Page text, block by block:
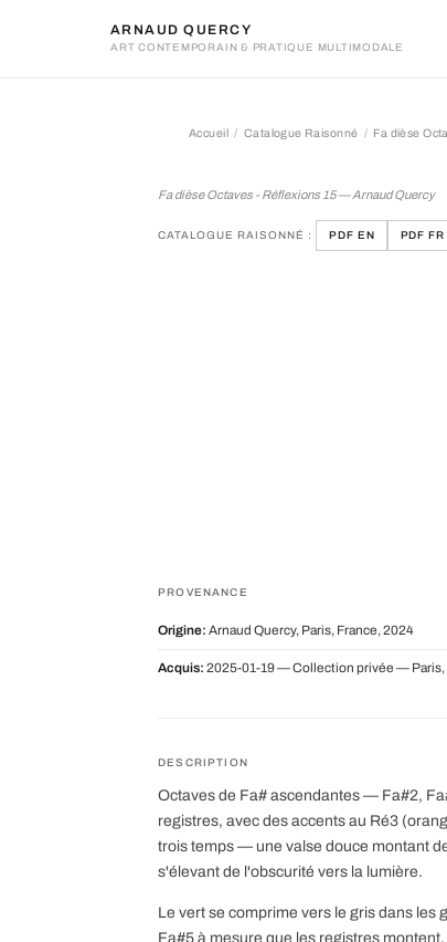
ARNAUD QUERCY
ART CONTEMPORAIN & PRATIQUE MULTIMODALE
Accueil Catalogue Raisonné Fa dièse
Fa dièse Octaves - Réflexions 15 — Arnaud Quercy
CATALOGUE RAISONNÉ : PDF EN PDF FR
PROVENANCE
Origine: Arnaud Quercy, Paris, France, 2024
Acquis: 2025-01-19 — Collection privée — Paris,
DESCRIPTION
Octaves de Fa# ascendantes — Fa#2,
registres, avec des accents au Ré3
trois temps — une valse douce montant
s'élevant de l'obscurité vers la lumière.
Le vert se comprime vers le gris dans les
Fa#5 à mesure que les registres